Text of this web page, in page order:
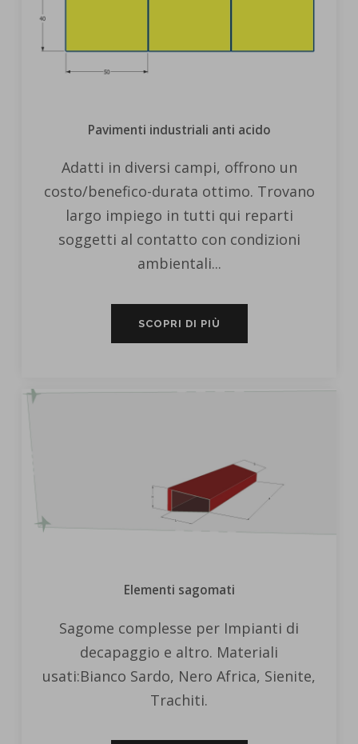
Pavimenti industriali anti acido
Adatti in diversi campi, offrono un
costo/benefico-durata ottimo. Trovano
largo impiego in tutti qui reparti
soggetti al contatto con condizioni
ambientali...
SCOPRI DI PIÙ
Elementi sagomati
Sagome complesse per Impianti di
decapaggio e altro. Materiali
usati:Bianco Sardo, Nero Africa, Sienite,
Trachiti.